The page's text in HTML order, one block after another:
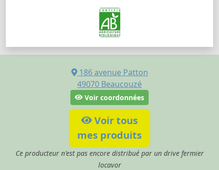
186 avenue Patton
49070 Beaucouzé
Voir coordonnées
Voir tous
mes produits
Ce producteur n'est pas encore distribué par un drive fermier
locavor